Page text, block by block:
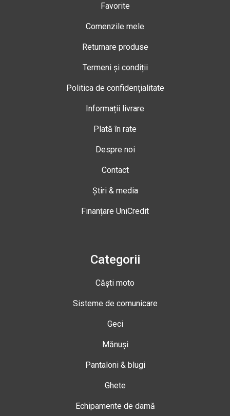
Favorite
Comenzile mele
Returnare produse
Termeni și condiții
Politica de confidențialitate
Informații livrare
Plată în rate
Despre noi
Contact
Știri & media
Finanțare UniCredit
Categorii
Căști moto
Sisteme de comunicare
Geci
Mănuși
Pantaloni & blugi
Ghete
Echipamente de damă